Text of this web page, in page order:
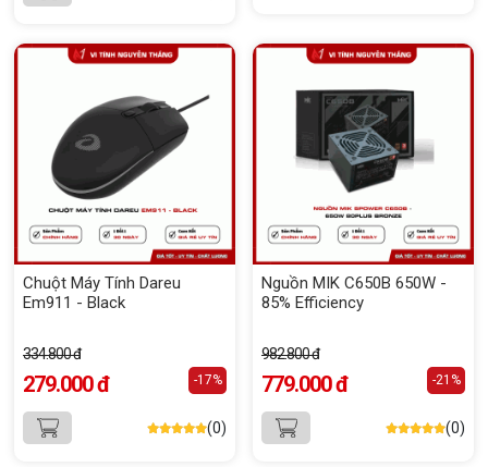
Chuột Máy Tính Dareu
Em911 - Black
334.800 đ
279.000 đ -17%
(0)
Nguồn MIK C650B 650W -
85% Efficiency
982.800 đ
779.000 đ -21%
(0)